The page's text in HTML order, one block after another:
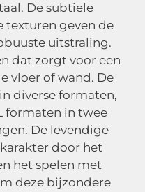
De subtiele
texturen geven de
uitstraling.
dat zorgt voor een
vloer of wand. De
diverse formaten,
formaten in twee
De levendige
door het
het spelen met
deze bijzondere